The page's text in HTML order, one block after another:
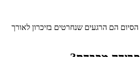
הם הרגעים שנחרטים בזיכרון לאורך